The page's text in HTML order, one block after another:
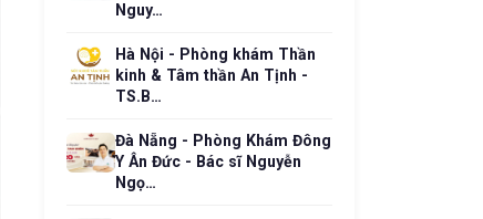
Nguy…
Hà Nội - Phòng khám Thần
kinh & Tâm thần An Tịnh -
TS.B…
Đà Nẵng - Phòng Khám Đông
Y Ân Đức - Bác sĩ Nguyễn
Ngọ…